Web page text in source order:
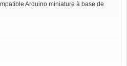
Arduino miniature à base de